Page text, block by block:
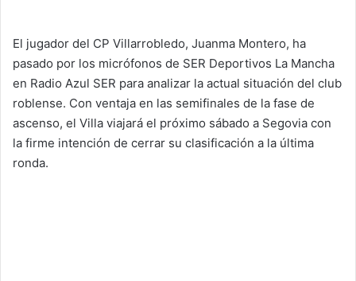
El jugador del CP Villarrobledo, Juanma Montero, ha
pasado por los micrófonos de SER Deportivos La Mancha
en Radio Azul SER para analizar la actual situación del club
roblense. Con ventaja en las semifinales de la fase de
ascenso, el Villa viajará el próximo sábado a Segovia con
la firme intención de cerrar su clasificación a la última
ronda.